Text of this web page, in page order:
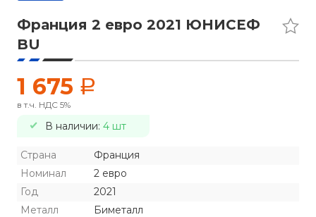
Франция 2 евро 2021 ЮНИСЕФ
BU
1 675 a
в т.ч. НДС 5%
В наличии: 4 шт
Страна
Франция
Номинал
2 евро
Год
2021
Металл
Биметалл